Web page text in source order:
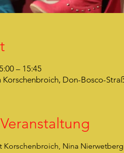
– 15:45
Korschenbroich, Don-Bosco-
Korschenbroich, Nina